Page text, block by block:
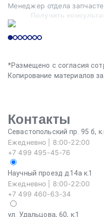
Менеджер отдела
Получить
*Размещено с согласия
Копирование материалов
Контакты
Севастопольский пр. 95 б,
Ежедневно | 8:00-22:00
+7 499 495-45-76
Научный проезд д.14а к.1
Ежедневно | 8:00-22:00
+7 499 460-63-34
ул. Удальцова, 60, к.1